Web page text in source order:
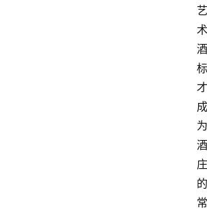
艺
术
酒
标
才
成
为
酒
庄
的
常